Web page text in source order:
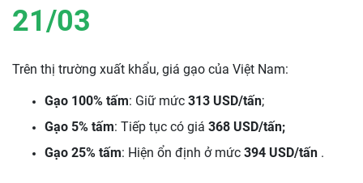
21/03
Trên thị trường xuất khẩu, giá gạo của Việt Nam:
Gạo 100% tấm: Giữ mức 313 USD/tấn;
Gạo 5% tấm: Tiếp tục có giá 368 USD/tấn;
Gạo 25% tấm: Hiện ổn định ở mức 394 USD/tấn .